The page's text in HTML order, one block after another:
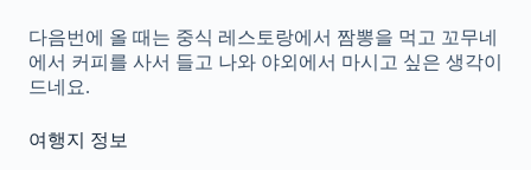
다음번에 올 때는 중식 레스토랑에서 짬뽕을 먹고 꼬무네
에서 커피를 사서 들고 나와 야외에서 마시고 싶은 생각이
드네요.
여행지 정보